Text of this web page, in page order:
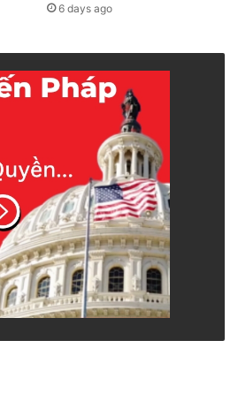
6 days ago